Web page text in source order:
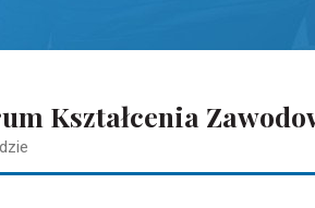
Kształcenia